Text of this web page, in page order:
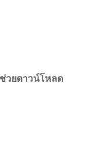
ช่วยดาวน์โหลด